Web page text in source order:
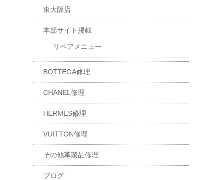
東大阪店
本部サイト掲載
リペアメニュー
BOTTEGA修理
CHANEL修理
HERMES修理
VUITTON修理
その他革製品修理
ブログ